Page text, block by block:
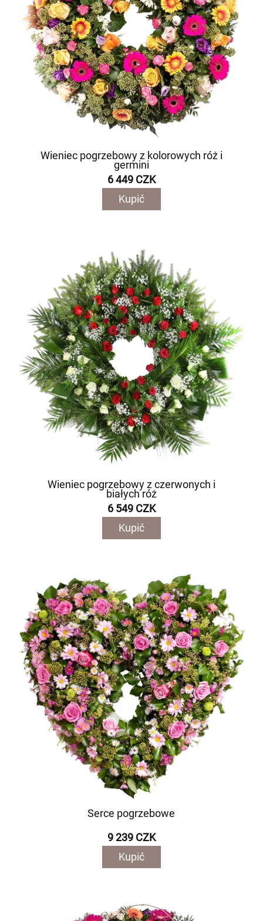
Wieniec pogrzebowy z kolorowych róż i
germini
6 449 CZK
Kupić
Wieniec pogrzebowy z czerwonych i
białych róż
6 549 CZK
Kupić
Serce pogrzebowe
9 239 CZK
Kupić